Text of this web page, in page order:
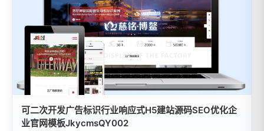
可二次开发广告标识行业响应式H5建站源码SEO优化企
业官网模板JkycmsQY002